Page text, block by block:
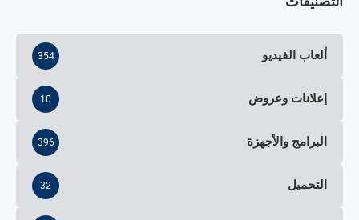
ألعاب الفيديو 354
إعلانات وعروض 10
البرامج والأجهزة 396
التحميل 32